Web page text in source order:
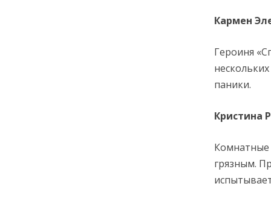
Кармен
Героиня
паники.
Кристина
Комнатные
грязным.